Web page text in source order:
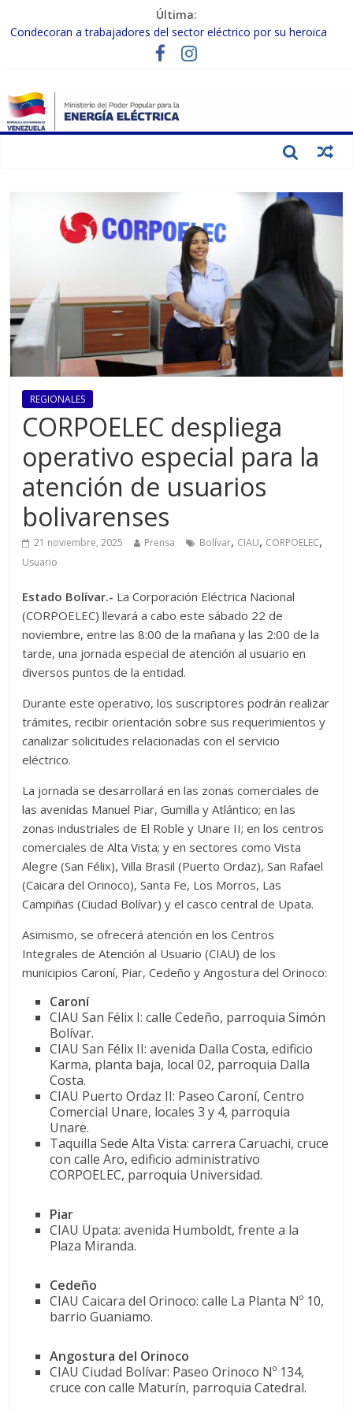
Última:
Condecoran a trabajadores del sector eléctrico por su heroica
labor tras el doble sismo del 24-J
Gobierno Nacional coordina acciones con el sector privado para
Inspeccionan trabajos de rehabilitación en instalaciones del SEN
en Carabobo
Gobierno Nacional activa plan preventivo para fortalecer el SEN
REGIONALES
CORPOELEC despliega
operativo especial para la
atención de usuarios
bolivarenses
21 noviembre, 2025 Prensa Bolívar, CIAU, CORPOELEC,
Usuario
Estado Bolívar.- La Corporación Eléctrica Nacional
(CORPOELEC) llevará a cabo este sábado 22 de
noviembre, entre las 8:00 de la mañana y las 2:00 de la
tarde, una jornada especial de atención al usuario en
diversos puntos de la entidad.
Durante este operativo, los suscriptores podrán realizar
trámites, recibir orientación sobre sus requerimientos y
canalizar solicitudes relacionadas con el servicio
eléctrico.
La jornada se desarrollará en las zonas comerciales de
las avenidas Manuel Piar, Gumilla y Atlántico; en las
zonas industriales de El Roble y Unare II; en los centros
comerciales de Alta Vista; y en sectores como Vista
Alegre (San Félix), Villa Brasil (Puerto Ordaz), San Rafael
(Caicara del Orinoco), Santa Fe, Los Morros, Las
Campiñas (Ciudad Bolívar) y el casco central de Upata.
Asimismo, se ofrecerá atención en los Centros
Integrales de Atención al Usuario (CIAU) de los
municipios Caroní, Piar, Cedeño y Angostura del Orinoco:
Caroní
CIAU San Félix I: calle Cedeño, parroquia Simón
Bolívar.
CIAU San Félix II: avenida Dalla Costa, edificio
Karma, planta baja, local 02, parroquia Dalla
Costa.
CIAU Puerto Ordaz II: Paseo Caroní, Centro
Comercial Unare, locales 3 y 4, parroquia
Unare.
Taquilla Sede Alta Vista: carrera Caruachi, cruce
con calle Aro, edificio administrativo
CORPOELEC, parroquia Universidad.
Piar
CIAU Upata: avenida Humboldt, frente a la
Plaza Miranda.
Cedeño
CIAU Caicara del Orinoco: calle La Planta Nº 10,
barrio Guaniamo.
Angostura del Orinoco
CIAU Ciudad Bolívar: Paseo Orinoco Nº 134,
cruce con calle Maturín, parroquia Catedral.